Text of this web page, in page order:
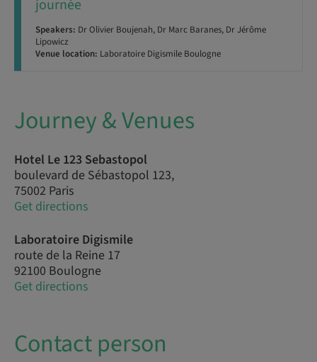
journée
Speakers: Dr Olivier Boujenah, Dr Marc Baranes, Dr Jérôme
Lipowicz
Venue location: Laboratoire Digismile Boulogne
Journey & Venues
Hotel Le 123 Sebastopol
boulevard de Sébastopol 123,
75002 Paris
Get directions
Laboratoire Digismile
route de la Reine 17
92100 Boulogne
Get directions
Contact person